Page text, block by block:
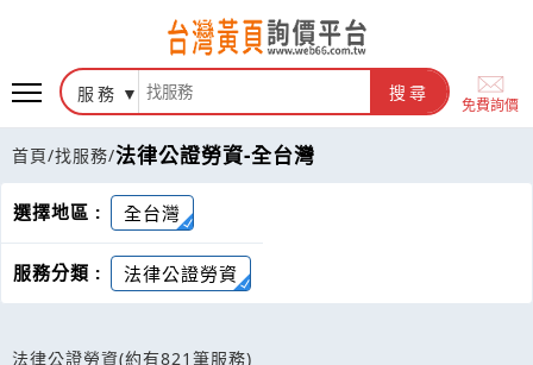
服務 搜尋
免費詢價
首頁/找服務/法律公證勞資-全台灣
選擇地區 : 全台灣
服務分類 : 法律公證勞資
法律公證勞資(約有821筆服務)